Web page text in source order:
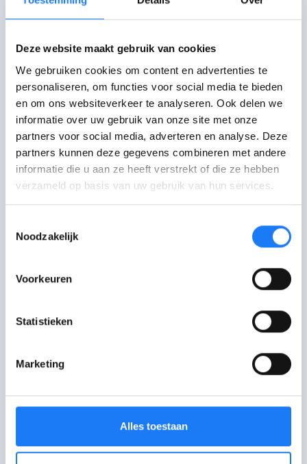
Deze website maakt gebruik van cookies
We gebruiken cookies om content en advertenties te
personaliseren, om functies voor social media te bieden
en om ons websiteverkeer te analyseren. Ook delen we
informatie over uw gebruik van onze site met onze
partners voor social media, adverteren en analyse. Deze
partners kunnen deze gegevens combineren met andere
informatie die u aan ze heeft verstrekt of die ze hebben
verzameld op basis van uw gebruik van hun services.
Noodzakelijk
Voorkeuren
Statistieken
Marketing
Alles toestaan
Awel
Awel luistert naar kinderen en jongeren.
opent om 18:00
Chat met Awel
18:00-22:00 uur. Je kan even in de
wachtrij terechtkomen.
Mail met Awel
contactformulier in.
opent om 16:00
Bezoek het forum van Awel